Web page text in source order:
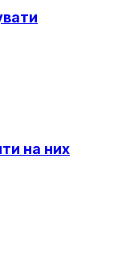
на них